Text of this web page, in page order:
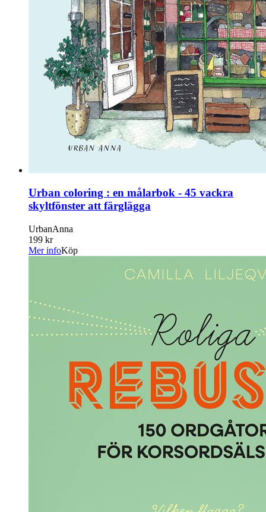
Urban coloring : en målarbok - 45 vackra
skyltfönster att färglägga
UrbanAnna
199 kr
Mer infoKöp